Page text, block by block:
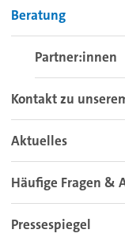
Beratung
Partner:innen
Kontakt zu
Aktuelles
Häufige Fragen &
Pressespiegel